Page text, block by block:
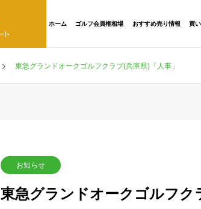
ホーム ゴルフ会員権相場 おすすめ売り情報 買
東急グランドオークゴルフクラブ(兵庫県)「人事」
お知らせ
東急グランドオークゴルフク